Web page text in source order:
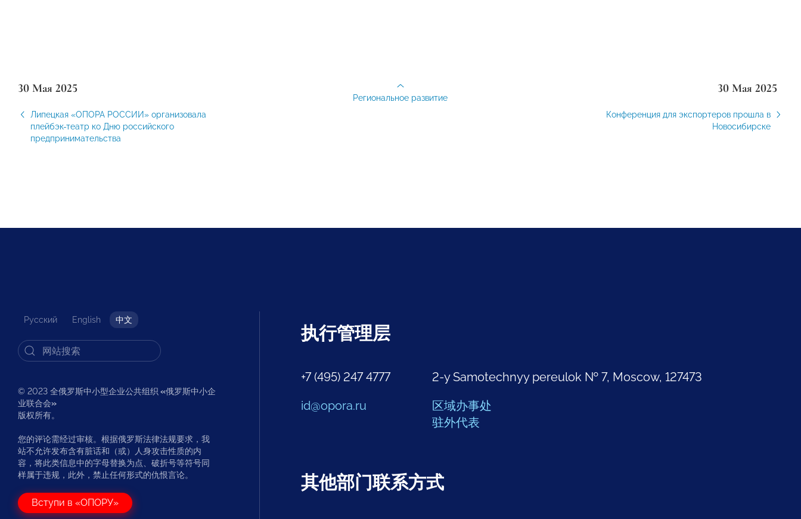
30 Мая 2025
Липецкая «ОПОРА РОССИИ» организовала
плейбэк-театр ко Дню российского
предпринимательства
30 Мая 2025
Конференция для экспортеров прошла в
Новосибирске
Региональное развитие
Русский English 中文
© 2023 全俄罗斯中小型企业公共组织 «俄罗斯中小企
业联合会»
版权所有。
您的评论需经过审核。根据俄罗斯法律法规要求，我
站不允许发布含有脏话和（或）人身攻击性质的内
容，将此类信息中的字母替换为点、破折号等符号同
样属于违规，此外，禁止任何形式的仇恨言论。
Вступи в «ОПОРУ»
执行管理层
+7 (495) 247 4777
id@opora.ru
2-y Samotechnyy pereulok № 7, Moscow, 127473
区域办事处
驻外代表
其他部门联系方式